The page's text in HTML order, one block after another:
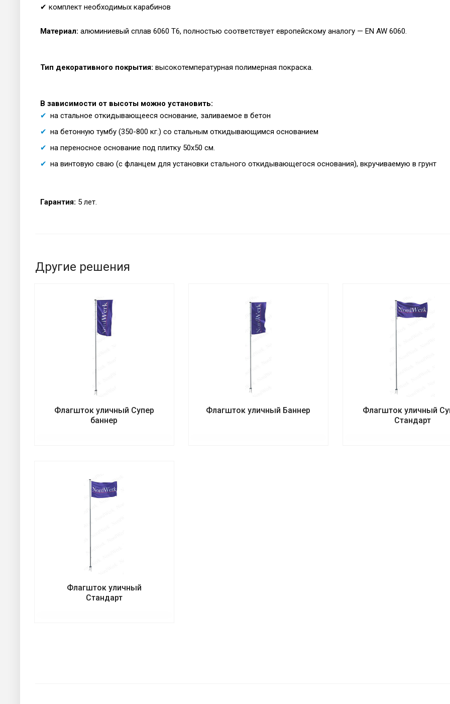
✔ комплект необходимых карабинов
Материал: алюминиевый сплав 6060 T6, полностью соответствует европейскому аналогу — EN AW 6060.
Тип декоративного покрытия: высокотемпературная полимерная покраска.
В зависимости от высоты можно установить:
на стальное откидывающееся основание, заливаемое в бетон
на бетонную тумбу (350-800 кг.) со стальным откидывающимся основанием
на переносное основание под плитку 50х50 см.
на винтовую сваю (с фланцем для установки стального откидывающегося основания), вкручиваемую в грунт
Гарантия: 5 лет.
Другие решения
Флагшток уличный Супер
баннер
Флагшток уличный Баннер
Флагшток уличный
Стандарт
Флагшток уличный
Стандарт